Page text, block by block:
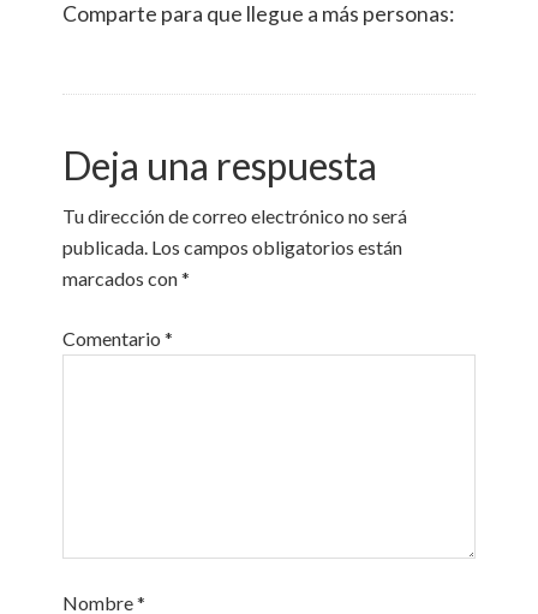
Comparte para que llegue a más personas:
Deja una respuesta
Tu dirección de correo electrónico no será
publicada. Los campos obligatorios están
marcados con*
Comentario*
Nombre*